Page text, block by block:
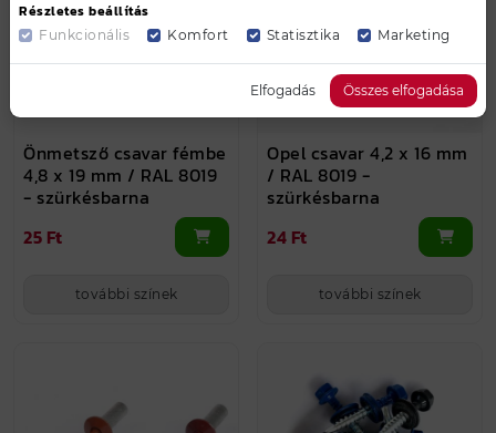
Önmetsző csavar fémbe
4,8 x 19 mm / RAL 8019
- szürkésbarna
25 Ft
további színek
Opel csavar 4,2 x 16 mm
/ RAL 8019 -
szürkésbarna
24 Ft
további színek
Részletes beállítás
Funkcionális Komfort Statisztika Marketing
Elfogadás Összes elfogadása